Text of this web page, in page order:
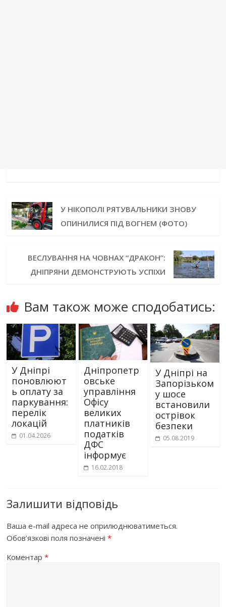
У НІКОПОЛІ РЯТУВАЛЬНИКИ ЗНОВУ
ОПИНИЛИСЯ ПІД ВОГНЕМ (ФОТО)
ВЕСЛУВАННЯ НА ЧОВНАХ “ДРАКОН”:
ДНІПРЯНИ ДЕМОНСТРУЮТЬ УСПІХИ
Вам також може сподобатись:
У Дніпрі
поновлюют
ь оплату за
паркування:
перелік
локацій
01.04.2026
Дніпропетр
овське
управління
Офісу
великих
платників
податків
ДФС
інформує
16.02.2018
У Дніпрі на
Запорізьком
у шосе
встановили
острівок
безпеки
05.08.2019
Залишити відповідь
Ваша e-mail адреса не оприлюднюватиметься.
Обов’язкові поля позначені*
Коментар*